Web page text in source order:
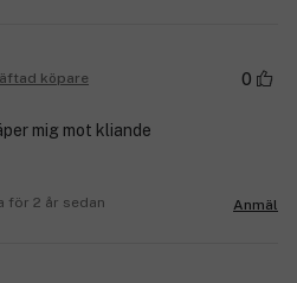
köpare 0
mig mot kliande
för 2 år sedan Anmäl